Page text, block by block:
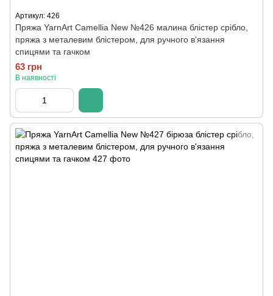
Артикул: 426
Пряжа YarnArt Camellia New №426 малина блістер срібло,
пряжа з металевим блістером, для ручного в'язання
спицями та гачком
63 грн
В наявності